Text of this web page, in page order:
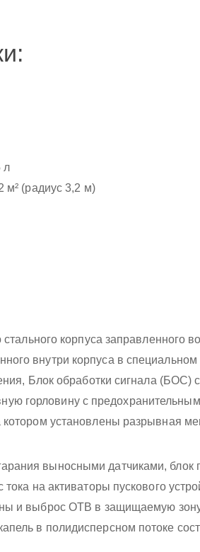
л
м² (радиус 3,2 м)
корпуса заправленного
внутри корпуса в специальном
Блок обработки сигнала (БОС)
горловину с предохранительным
установлены разрывная
выносными датчиками, блок
на активаторы пускового
и выброс ОТВ в защищаемую
в полидисперсном потоке